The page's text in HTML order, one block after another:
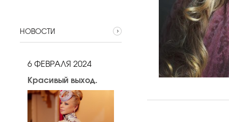
НОВОСТИ
6 ФЕВРАЛЯ 2024
Красивый выход.